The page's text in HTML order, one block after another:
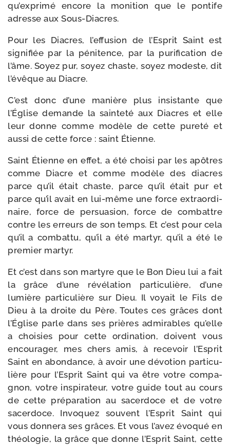
qu’exprimé encore la moni­tion que le pon­tife
adresse aux Sous-Diacres.
Pour les Diacres, l’effusion de l’Esprit Saint est
signi­fiée par la péni­tence, par la puri­fi­ca­tion de
l’âme. Soyez pur, soyez chaste, soyez modeste, dit
l’évêque au Diacre.
C’est donc d’une manière plus insis­tante que
l’Église demande la sain­te­té aux Diacres et elle
leur donne comme modèle de cette pure­té et
aus­si de cette force : saint Étienne.
Saint Étienne en effet, a été choi­si par les apôtres
comme Diacre et comme modèle des diacres
parce qu’il était chaste, parce qu’il était pur et
parce qu’il avait en lui-​même une force extra­or­di­
naire, force de per­sua­sion, force de com­battre
contre les erreurs de son temps. Et c’est pour cela
qu’il a com­bat­tu, qu’il a été mar­tyr, qu’il a été le
pre­mier martyr.
Et c’est dans son mar­tyre que le Bon Dieu lui a fait
la grâce d’une révé­la­tion par­ti­cu­lière, d’une
lumière par­ti­cu­lière sur Dieu. Il voyait le Fils de
Dieu à la droite du Père. Toutes ces grâces dont
l’Église parle dans ses prières admi­rables qu’elle
a choi­sies pour cette ordi­na­tion, doivent vous
encou­ra­ger, mes chers amis, à rece­voir l’Esprit
Saint en abon­dance, à avoir une dévo­tion par­ti­cu­
lière pour l’Esprit Saint qui va être votre com­pa­
gnon, votre ins­pi­ra­teur, votre guide tout au cours
de cette pré­pa­ra­tion au sacer­doce et de votre
sacer­doce. Invoquez sou­vent l’Esprit Saint qui
vous don­ne­ra ses grâces. Et vous l’avez évo­qué en
théo­lo­gie, la grâce que donne l’Esprit Saint, cette